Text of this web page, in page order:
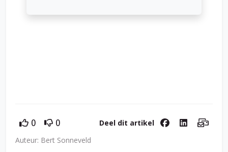
0 0
Deel dit artikel
Auteur: Bert Sonneveld